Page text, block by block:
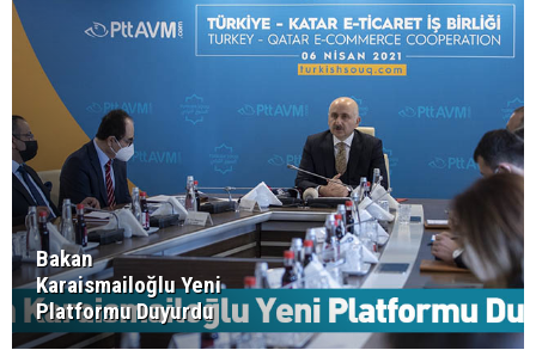
Bakan
Karaismailoğlu Yeni
Platformu Duyurdu